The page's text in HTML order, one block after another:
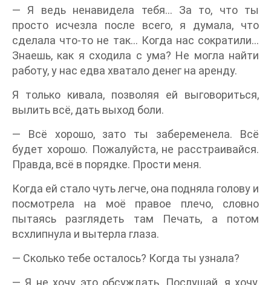
— Я ведь ненавидела тебя… За то, что ты
просто исчезла после всего, я думала, что
сделала что-то не так… Когда нас сократили…
Знаешь, как я сходила с ума? Не могла найти
работу, у нас едва хватало денег на аренду.
Я только кивала, позволяя ей выговориться,
вылить всё, дать выход боли.
— Всё хорошо, зато ты забеременела. Всё
будет хорошо. Пожалуйста, не расстраивайся.
Правда, всё в порядке. Прости меня.
Когда ей стало чуть легче, она подняла голову и
посмотрела на моё правое плечо, словно
пытаясь разглядеть там Печать, а потом
всхлипнула и вытерла глаза.
— Сколько тебе осталось? Когда ты узнала?
— Я не хочу это обсуждать. Послушай, я хочу,